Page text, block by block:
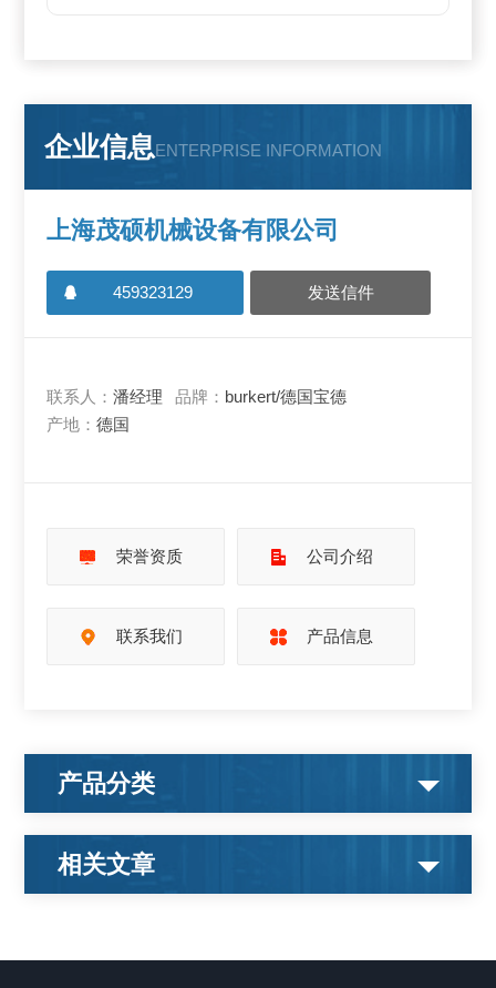
企业信息ENTERPRISE INFORMATION
上海茂硕机械设备有限公司
459323129 发送信件
联系人：潘经理 品牌： burkert/德国宝德
产地：德国
荣誉资质 公司介绍
联系我们 产品信息
产品分类
相关文章